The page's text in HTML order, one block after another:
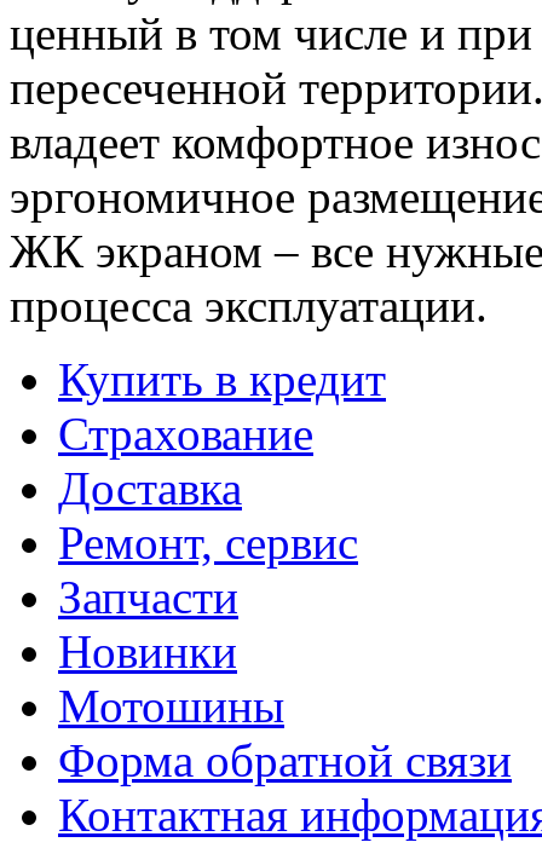
ценный в том числе и при
пересеченной
владеет комфортное
эргономичное
ЖК экраном – все нужные
процесса эксплуатации.
Купить в кредит
Страхование
Доставка
Ремонт, сервис
Запчасти
Новинки
Мотошины
Форма обратной связи
Контактная